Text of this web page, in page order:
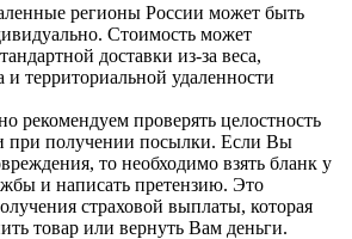
регионы России может быть
Стоимость может
доставки из-за веса,
и территориальной удаленности
рекомендуем проверять целостность
при получении посылки. Если Вы
то необходимо взять бланк у
и написать претензию. Это
страховой выплаты, которая
товар или вернуть Вам деньги.